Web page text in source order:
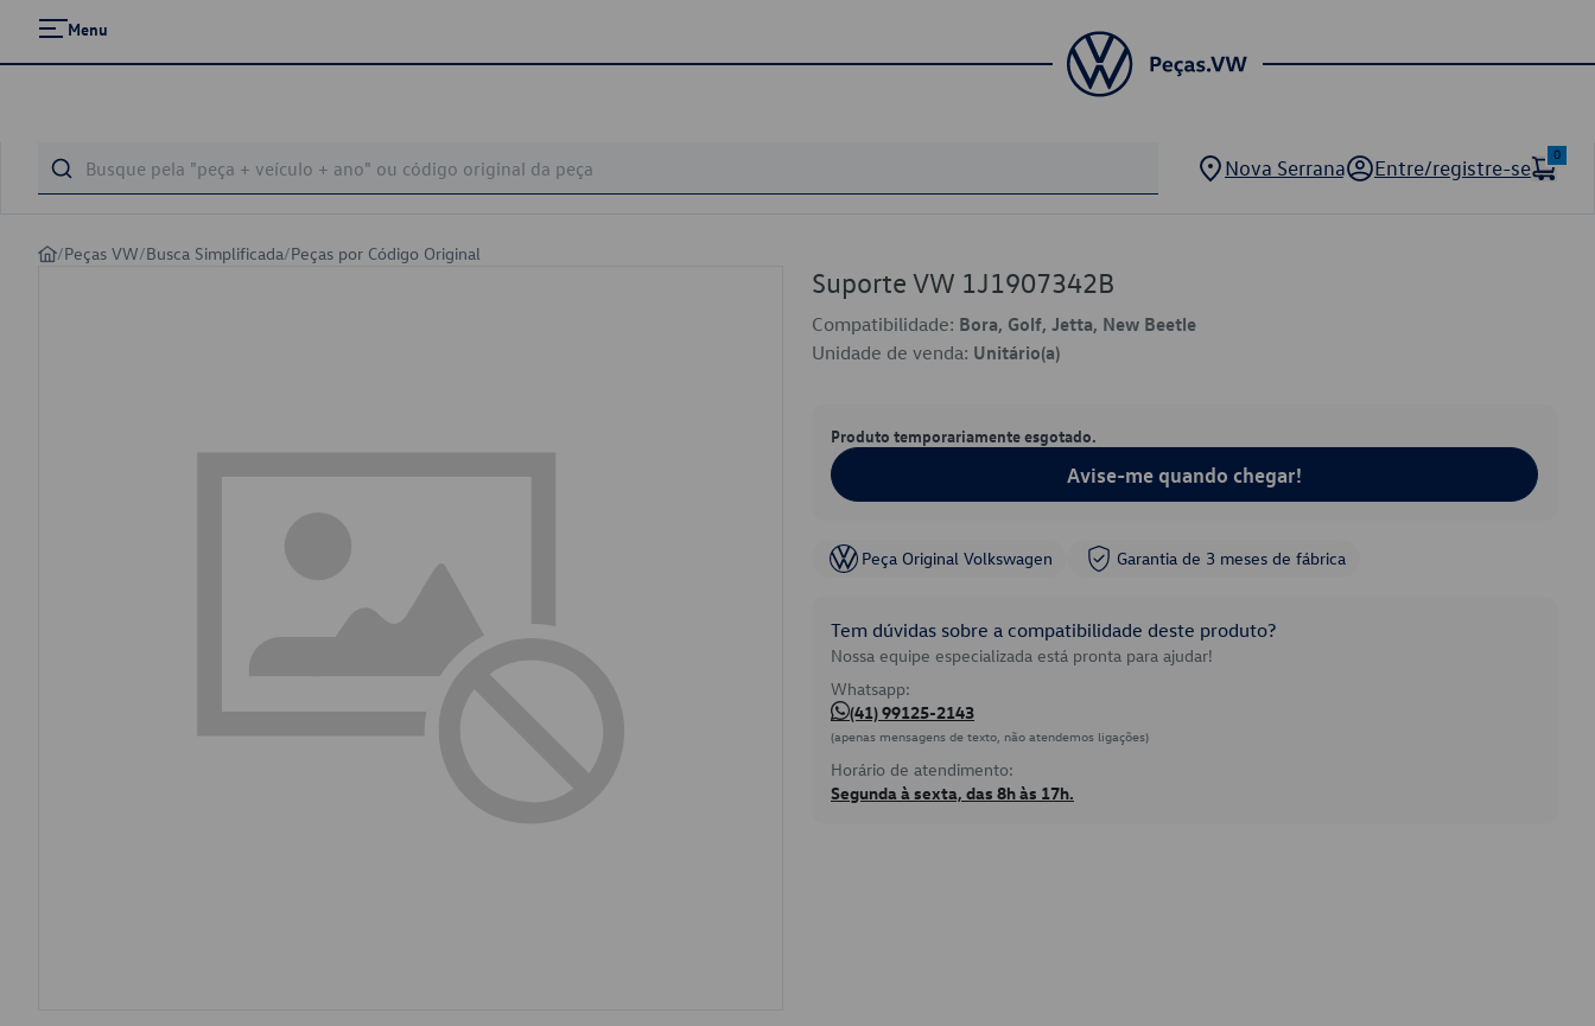
Menu
Nova Serrana Entre/registre-se
0
/Peças VW/Busca Simplificada/Peças por Código Original
Suporte VW 1J1907342B
Compatibilidade: Bora, Golf, Jetta, New Beetle
Unidade de venda: Unitário(a)
Produto temporariamente esgotado.
Avise-me quando chegar!
Peça Original Volkswagen Garantia de 3 meses de fábrica
Tem dúvidas sobre a compatibilidade deste produto?
Nossa equipe especializada está pronta para ajudar!
Whatsapp:
(41) 99125-2143
(apenas mensagens de texto, não atendemos ligações)
Horário de atendimento:
Segunda à sexta, das 8h às 17h.